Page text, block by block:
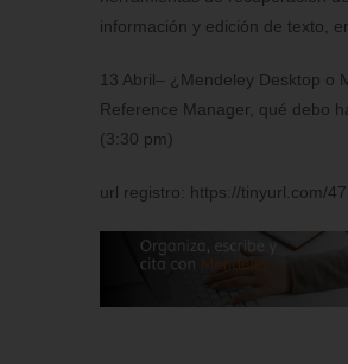
información y edición de texto,
13 Abril– ¿Mendeley Desktop o
Reference Manager, qué debo
(3:30 pm)
url registro: https://tinyurl.com/